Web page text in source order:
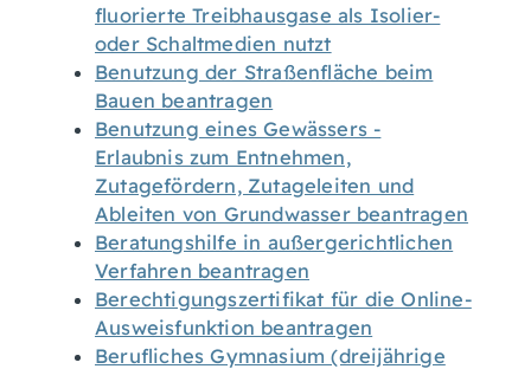
fluorierte Treibhausgase als Isolier-
oder Schaltmedien nutzt
Benutzung der Straßenfläche beim
Bauen beantragen
Benutzung eines Gewässers -
Erlaubnis zum Entnehmen,
Zutagefördern, Zutageleiten und
Ableiten von Grundwasser beantragen
Beratungshilfe in außergerichtlichen
Verfahren beantragen
Berechtigungszertifikat für die Online-
Ausweisfunktion beantragen
Berufliches Gymnasium (dreijährige